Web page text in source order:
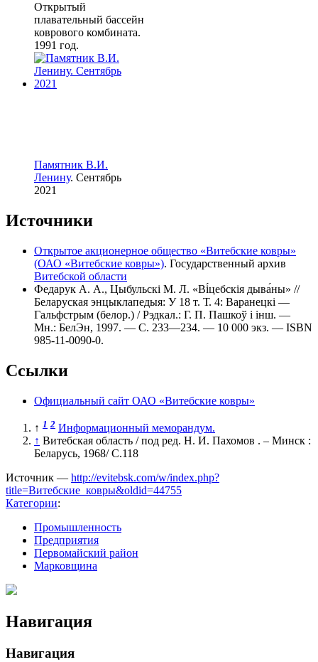
Открытый
плавательный бассейн
коврового комбината.
1991 год.
Памятник В.И.
Ленину. Сентябрь
2021
Источники
Открытое акционерное общество «Витебские ковры»
(ОАО «Витебские ковры»). Государственный архив
Витебской области
Федарук А. А., Цыбульскі М. Л. «Ві́цебскія дыва́ны» //
Беларуская энцыклапедыя: У 18 т. Т. 4: Варанецкі —
Гальфстрым (белор.) / Рэдкал.: Г. П. Пашкоў і інш. —
Мн.: БелЭн, 1997. — С. 233—234. — 10 000 экз. — ISBN
985-11-0090-0.
Ссылки
Официальный сайт ОАО «Витебские ковры»
↑ 1 2 Информационный меморандум.
↑ Витебская область / под ред. Н. И. Пахомов . – Минск :
Беларусь, 1968/ C.118
Источник — http://evitebsk.com/w/index.php?
title=Витебские_ковры&oldid=44755
Категории:
Промышленность
Предприятия
Первомайский район
Марковщина
Навигация
Навигация